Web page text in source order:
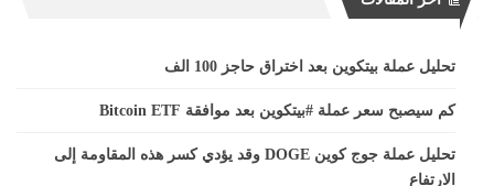
تحليل عملة بيتكوين بعد اختراق حاجز 100 الف
كم سيصبح سعر عملة #بيتكوين بعد موافقة Bitcoin ETF
تحليل عملة جوج كوين DOGE وقد يؤدي كسر هذه المقاومة إلى
الارتفاع